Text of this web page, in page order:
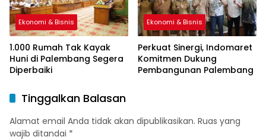
Ekonomi & Bisnis
1.000 Rumah Tak Kayak
Huni di Palembang Segera
Diperbaiki
Ekonomi & Bisnis
Perkuat Sinergi, Indomaret
Komitmen Dukung
Pembangunan Palembang
Tinggalkan Balasan
Alamat email Anda tidak akan dipublikasikan. Ruas yang
wajib ditandai *